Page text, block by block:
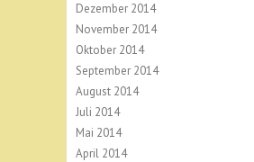
Dezember 2014
November 2014
Oktober 2014
September 2014
August 2014
Juli 2014
Mai 2014
April 2014